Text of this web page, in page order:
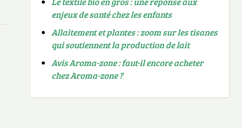
enjeux de santé chez les enfants
Allaitement et plantes : zoom sur les tisanes
qui soutiennent la production de lait
Avis Aroma-zone : faut-il encore acheter
chez Aroma-zone ?